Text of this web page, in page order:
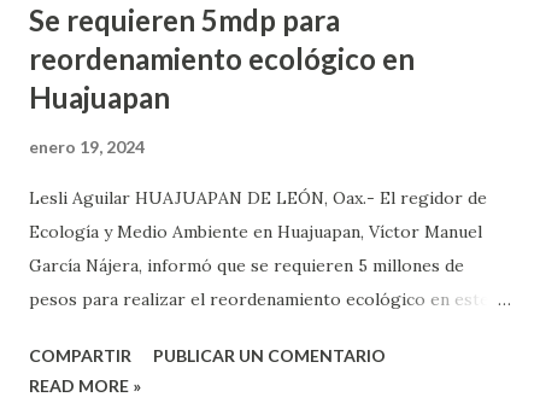
Se requieren 5mdp para
reordenamiento ecológico en
Huajuapan
enero 19, 2024
Lesli Aguilar HUAJUAPAN DE LEÓN, Oax.- El regidor de
Ecología y Medio Ambiente en Huajuapan, Víctor Manuel
García Nájera, informó que se requieren 5 millones de
pesos para realizar el reordenamiento ecológico en este
estos recursos con el Gobierno del Estado y Gobierno
COMPARTIR
PUBLICAR UN COMENTARIO
READ MORE »